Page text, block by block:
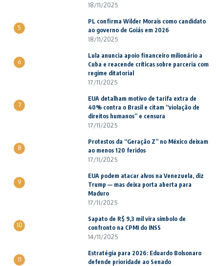
18/11/2025
5
PL confirma Wilder Morais como candidato
ao governo de Goiás em 2026
18/11/2025
6
Lula anuncia apoio financeiro milionário a
Cuba e reacende críticas sobre parceria com
regime ditatorial
17/11/2025
7
EUA detalham motivo de tarifa extra de
40% contra o Brasil e citam “violação de
direitos humanos” e censura
17/11/2025
8
Protestos da “Geração Z” no México deixam
ao menos 120 feridos
17/11/2025
9
EUA podem atacar alvos na Venezuela, diz
Trump — mas deixa porta aberta para
Maduro
17/11/2025
10
Sapato de R$ 9,3 mil vira símbolo de
confronto na CPMI do INSS
14/11/2025
11
Estratégia para 2026: Eduardo Bolsonaro
defende prioridade ao Senado